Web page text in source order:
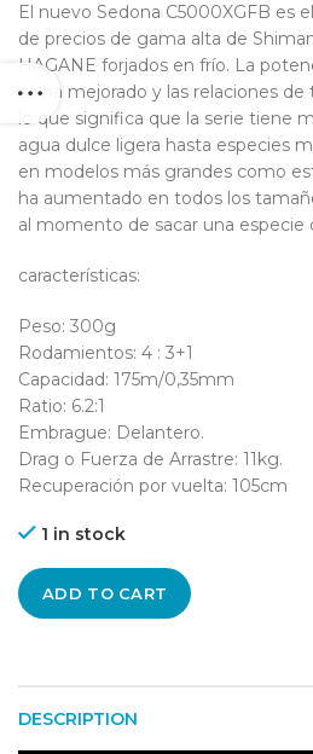
El nuevo Sedona C5000XGFB es
de precios de gama alta de
HAGANE forjados en frío. La
se ha mejorado y las relaciones
lo que significa que la serie tiene
agua dulce ligera hasta especies
en modelos más grandes como
ha aumentado en todos los
al momento de sacar una especie
características:
Peso: 300g
Rodamientos: 4 : 3+1
Capacidad: 175m/0,35mm
Ratio: 6.2:1
Embrague: Delantero.
Drag o Fuerza de Arrastre: 11kg.
Recuperación por vuelta: 105cm
1 in stock
ADD TO CART
DESCRIPTION